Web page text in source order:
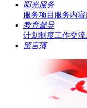
阳光服务
服务项目 服务内容
教育督导
计划制度工作交流
留言薄